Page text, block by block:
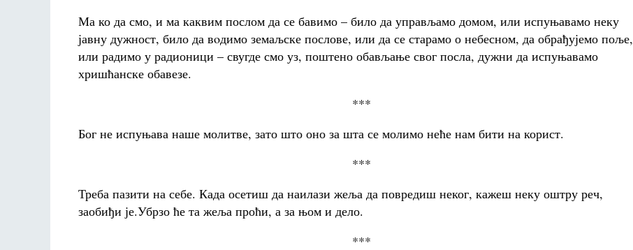
Ма ко да смо, и ма каквим послом да се бавимо – било да управљамо домом, или испуњавамо неку
јавну дужност, било да вoдимо земаљске послове, или да се старамо о небесном, да обрађујемо поље,
или радимо у радионици – свугде смо уз, поштено обављање свог посла, дужни да испуњавамо
хришћанске обавезе.
***
Бог не испуњава наше молитве, зато што оно за шта се молимо неће нам бити на корист.
***
Треба пазити на себе. Када осетиш да наилази жеља да повредиш неког, кажеш неку оштру реч,
заобиђи је.Убрзо ће та жеља проћи, а за њом и дело.
***